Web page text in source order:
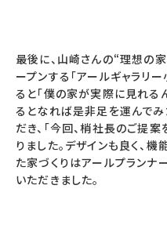
最後に、山崎さんの“理想の
ープンする「アールギャラリ
ると「僕の家が実際に見れる
るとなれば是非足を運んでみ
だき、「今回、梢社長のご提
りました。デザインも良く、
た家づくりはアールプランナ
いただきました。